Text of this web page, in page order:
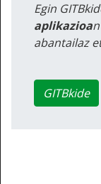
Egin
aplikazioa
abantailaz
GITBkide